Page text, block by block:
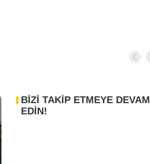
BİZİ TAKİP ETMEYE DEVAM
EDİN!